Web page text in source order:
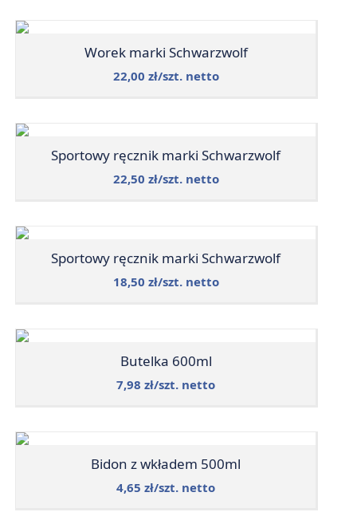
Worek marki Schwarzwolf
22,00 zł/szt. netto
Sportowy ręcznik marki Schwarzwolf
22,50 zł/szt. netto
Sportowy ręcznik marki Schwarzwolf
18,50 zł/szt. netto
Butelka 600ml
7,98 zł/szt. netto
Bidon z wkładem 500ml
4,65 zł/szt. netto